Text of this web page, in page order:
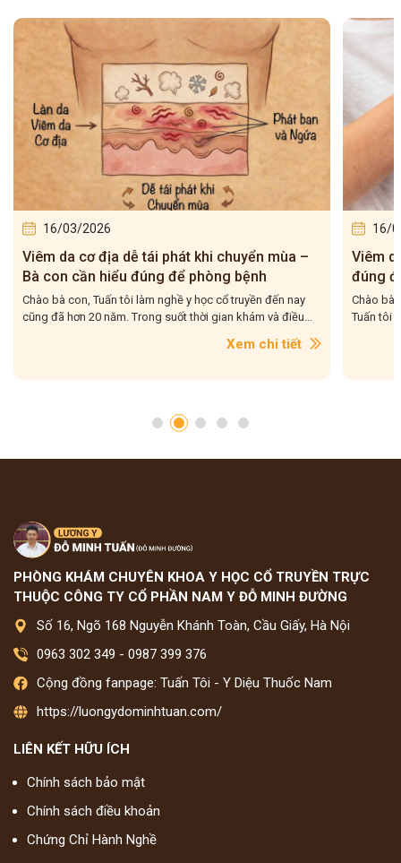
16/03/2026
Viêm da cơ địa tái đi tái lại – Bà con hiểu
đúng để điều trị cho dứt điểm
Chào bà con, Viêm da cơ địa tái đi tái lại là tình trạng mà
Tuấn tôi gặp rất nhiều trong quá trình hơn 20...
Xem chi tiết
16/
5 bài
–
Chào bà
tôi gặp
PHÒNG KHÁM CHUYÊN KHOA Y HỌC CỔ TRUYỀN TRỰC
THUỘC CÔNG TY CỔ PHẦN NAM Y ĐỖ MINH ĐƯỜNG
Số 16, Ngõ 168 Nguyễn Khánh Toàn, Cầu Giấy, Hà Nội
0963 302 349 - 0987 399 376
Cộng đồng fanpage: Tuấn Tôi - Y Diệu Thuốc Nam
https://luongydominhtuan.com/
LIÊN KẾT HỮU ÍCH
Chính sách bảo mật
Chính sách điều khoản
Chứng Chỉ Hành Nghề